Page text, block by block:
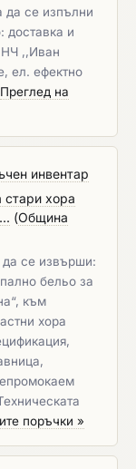
да се изпълни
доставка и
НЧ ,,Иван
ел. ефектно
Преглед на
инвентар
стари хора
(Община
да се извърши:
бельо за
към
хора
поръчки »